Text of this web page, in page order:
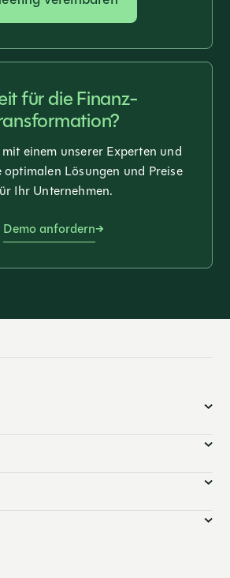
für die Finanz-
einem unserer Experten und
Lösungen und Preise
Ihr Unternehmen.
Demo anfordern